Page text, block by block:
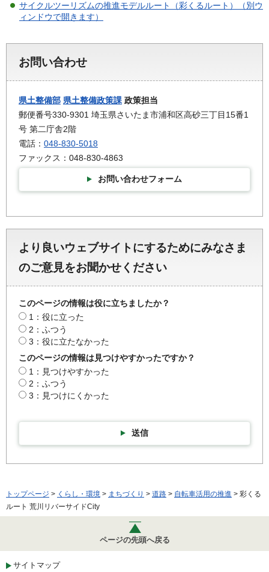
サイクルツーリズムの推進モデルルート（彩くるルート）（別ウ
ィンドウで開きます）
お問い合わせ
県土整備部 県土整備政策課 政策担当
郵便番号330-9301 埼玉県さいたま市浦和区高砂三丁目15番1
号 第二庁舎2階
電話： 048-830-5018
ファックス：048-830-4863
お問い合わせフォーム
より良いウェブサイトにするためにみなさま
のご意見をお聞かせください
このページの情報は役に立ちましたか？
1：役に立った
2：ふつう
3：役に立たなかった
このページの情報は見つけやすかったですか？
1：見つけやすかった
2：ふつう
3：見つけにくかった
送信
トップページ > くらし・環境 > まちづくり > 道路 > 自転車活用の推進 > 彩くる
ルート 荒川リバーサイドCity
ページの先頭へ戻る
サイトマップ